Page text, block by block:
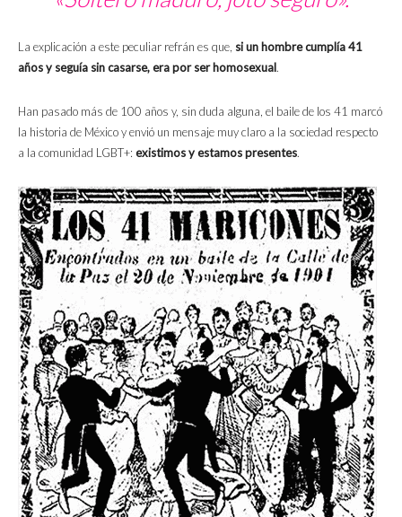
La explicación a este peculiar refrán es que, si un hombre cumplía 41
años y seguía sin casarse, era por ser homosexual.
Han pasado más de 100 años y, sin duda alguna, el baile de los 41 marcó
la historia de México y envió un mensaje muy claro a la sociedad respecto
a la comunidad LGBT+: existimos y estamos presentes.